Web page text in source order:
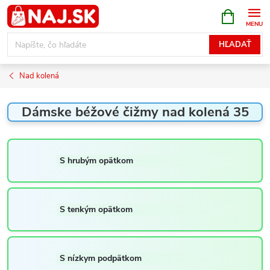
Prejsť
na
obsah
HĽADAŤ
KOŠÍK
Nad kolená
Dámske béžové čižmy nad kolená 35
S hrubým opätkom
S tenkým opätkom
S nízkym podpätkom